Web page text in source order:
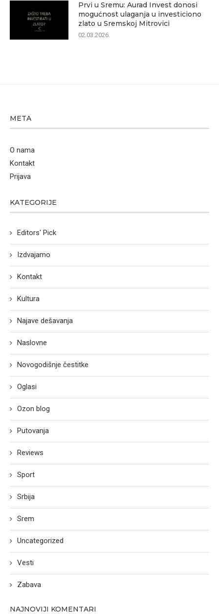
Prvi u Sremu: Aurad Invest donosi
mogućnost ulaganja u investiciono
zlato u Sremskoj Mitrovici
02.03.2026.
META
O nama
Kontakt
Prijava
KATEGORIJE
Editors' Pick
Izdvajamo
Kontakt
Kultura
Najave dešavanja
Naslovne
Novogodišnje čestitke
Oglasi
Ozon blog
Putovanja
Reviews
Sport
Srbija
Srem
Uncategorized
Vesti
Zabava
NAJNOVIJI KOMENTARI